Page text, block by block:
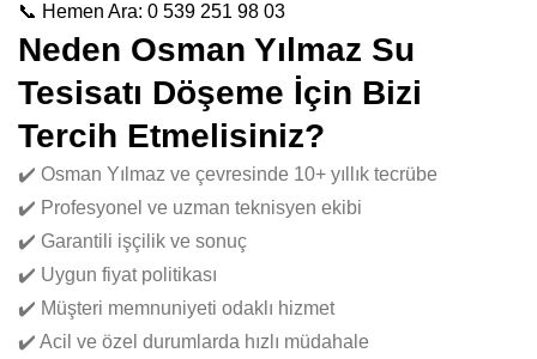
📞 Hemen Ara: 0 539 251 98 03
Neden Osman Yılmaz Su
Tesisatı Döşeme İçin Bizi
Tercih Etmelisiniz?
✔️ Osman Yılmaz ve çevresinde 10+ yıllık tecrübe
✔️ Profesyonel ve uzman teknisyen ekibi
✔️ Garantili işçilik ve sonuç
✔️ Uygun fiyat politikası
✔️ Müşteri memnuniyeti odaklı hizmet
✔️ Acil ve özel durumlarda hızlı müdahale